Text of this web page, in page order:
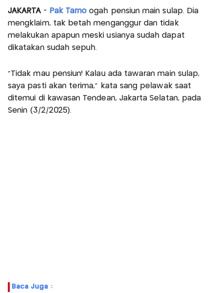
JAKARTA - Pak Tarno ogah pensiun main sulap. Dia
mengklaim, tak betah menganggur dan tidak
melakukan apapun meski usianya sudah dapat
dikatakan sudah sepuh.
"Tidak mau pensiun! Kalau ada tawaran main sulap,
saya pasti akan terima," kata sang pelawak saat
ditemui di kawasan Tendean, Jakarta Selatan, pada
Senin (3/2/2025).
Baca Juga :